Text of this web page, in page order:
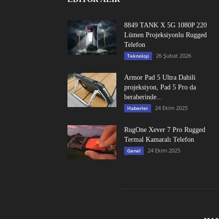
8849 TANK X 5G 1080P 220
Lümen Projeksiyonlu Rugged
Telefon
Teknoloji 26 Şubat 2026
Armor Pad 5 Ultra Dahili
projeksiyon, Pad 5 Pro da
beraberinde...
Haberler 24 Ekim 2025
RugOne Xever 7 Pro Rugged
Termal Kamaralı Telefon
Genel 24 Ekim 2025